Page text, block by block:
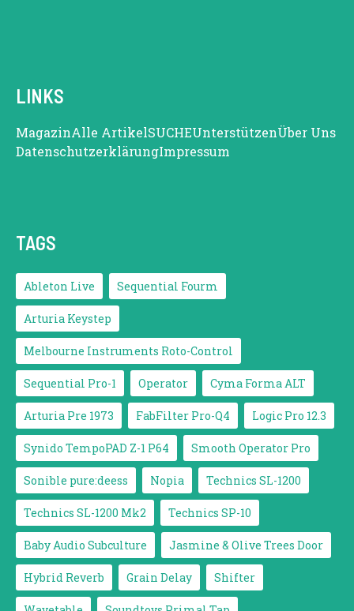
LINKS
MagazinAlle ArtikelSUCHEUnterstützenÜber Uns
DatenschutzerklärungImpressum
TAGS
Ableton Live Sequential Fourm
Arturia Keystep
Melbourne Instruments Roto-Control
Sequential Pro-1 Operator Cyma Forma ALT
Arturia Pre 1973 FabFilter Pro-Q4 Logic Pro 12.3
Synido TempoPAD Z-1 P64 Smooth Operator Pro
Sonible pure:deess Nopia Technics SL-1200
Technics SL-1200 Mk2 Technics SP-10
Baby Audio Subculture Jasmine & Olive Trees Door
Hybrid Reverb Grain Delay Shifter